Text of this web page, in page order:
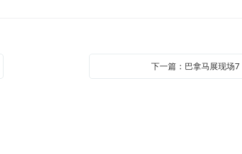
下一篇：巴拿马展现场7